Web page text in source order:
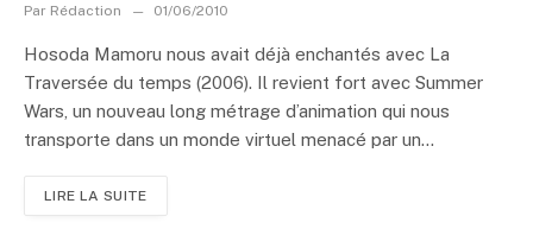
Par Rédaction 01/06/2010
Hosoda Mamoru nous avait déjà enchantés avec La
Traversée du temps (2006). Il revient fort avec Summer
Wars, un nouveau long métrage d’animation qui nous
transporte dans un monde virtuel menacé par un...
LIRE LA SUITE